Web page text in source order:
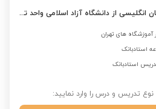
کارشناسی ارشد آموزش زبان انگلیسی از دانشگاه آزاد اسلامی واحد تهران جنوب
استادبانک
استادبانک
تدریس و درس را وارد نمایید: